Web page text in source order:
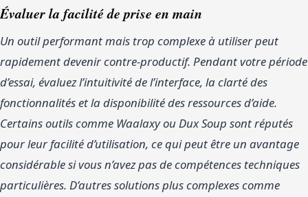
Évaluer la facilité de prise en main
Un outil performant mais trop complexe à utiliser peut
rapidement devenir contre-productif. Pendant votre période
d’essai, évaluez l’intuitivité de l’interface, la clarté des
fonctionnalités et la disponibilité des ressources d’aide.
Certains outils comme Waalaxy ou Dux Soup sont réputés
pour leur facilité d’utilisation, ce qui peut être un avantage
considérable si vous n’avez pas de compétences techniques
particulières. D’autres solutions plus complexes comme